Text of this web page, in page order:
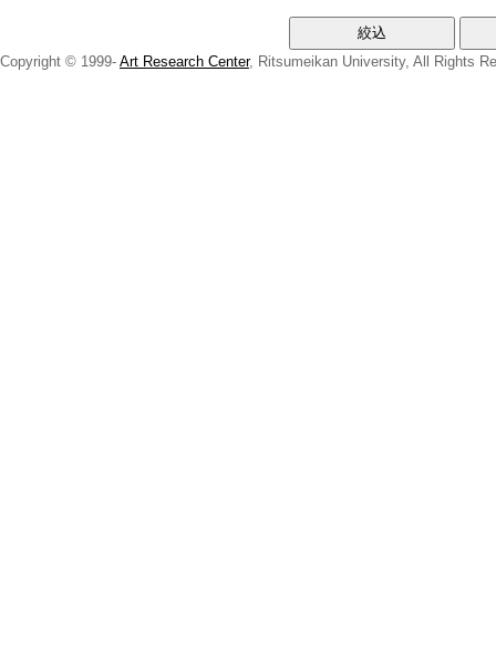
Copyright © 1999- Art Research Center, Ritsumeikan University, All Rights